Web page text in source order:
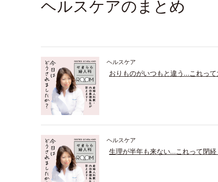
ヘルスケアのまとめ
ヘルスケア
おりものがいつもと違う…これっ
ヘルスケア
生理が半年も来ない…これって閉経